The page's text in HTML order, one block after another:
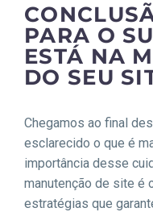
PARA O
ESTÁ NA
DO SEU
Chegamos ao final
esclarecido o que é
importância desse
manutenção de site é
estratégias que